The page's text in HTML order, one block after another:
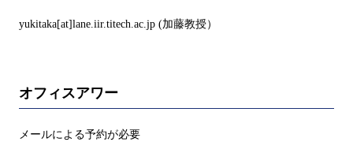
yukitaka[at]lane.iir.titech.ac.jp (加藤教授）
オフィスアワー
メールによる予約が必要